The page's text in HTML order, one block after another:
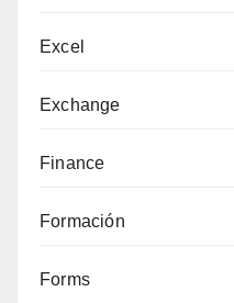
Excel
Exchange
Finance
Formación
Forms